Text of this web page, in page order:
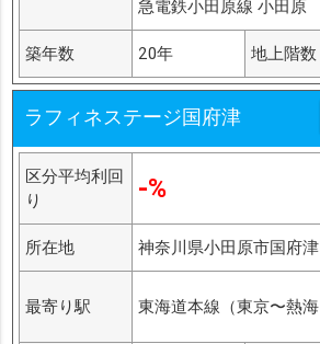
急電鉄小田原線 小田原
築年数 20年 地上階数
ラフィネステージ国府津
区分平均利回
り
-%
所在地 神奈川県小田原市国府
最寄り駅 東海道本線（東京〜熱